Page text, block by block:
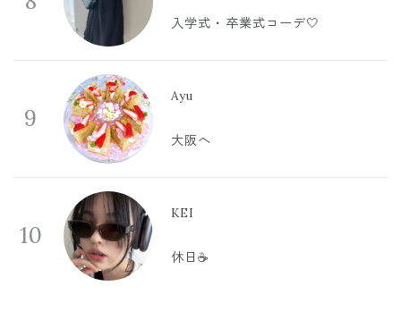
入学式・卒業式コーデ🤍
9
Ayu
大阪へ
10
KEI
休日☕️